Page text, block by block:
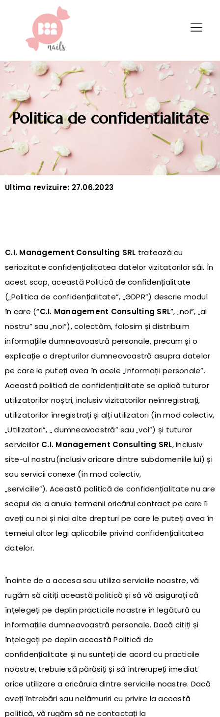
Politica de confidentialitate
Ultima revizuire: 27.06.2023
C.I. Management Consulting SRL tratează cu
seriozitate confidențialitatea datelor vizitatorilor săi. În
acest scop, această Politică de confidențialitate
(„Politica de confidențialitate”, „GDPR”) descrie modul
în care (“C.I. Management Consulting SRL”, „noi”, „al
nostru” sau „noi”), colectăm, folosim și distribuim
informațiile dumneavoastră personale, precum și o
explicație a drepturilor dumneavoastră asupra datelor
pe care le puteți avea în acele „Informații personale”.
Această politică de confidențialitate se aplică tuturor
utilizatorilor noștri, inclusiv vizitatorilor neînregistrați,
utilizatorilor înregistrați și alți utilizatori (în mod colectiv,
„Utilizatori”, „ dumneavoastră” sau „voi”) și tuturor
serviciilor C.I. Management Consulting SRL, inclusiv
site-ul nostru(inclusiv oricare dintre subdomeniile lui) și
sau servicii conexe (în mod colectiv,
„serviciile”). Această politică de confidențialitate nu are
scopul de a anula termenii oricărui contract pe care îl
aveți cu noi și nici alte drepturi pe care le puteți avea în
temeiul altor legi aplicabile privind confidențialitatea
datelor.
Înainte de a accesa sau utiliza serviciile noastre, vă
rugăm să citiți această politică și să vă asigurați că
înțelegeți pe deplin practicile noastre în legătură cu
informațiile dumneavoastră personale. Dacă citiți și
înțelegeți pe deplin această Politică de
confidențialitate și nu sunteți de acord cu practicile
noastre, trebuie să părăsiți și să întrerupeți imediat
orice utilizare a oricăruia dintre serviciile noastre. Dacă
aveți întrebări sau nelămuriri cu privire la această
politică, vă rugăm să ne contactați la